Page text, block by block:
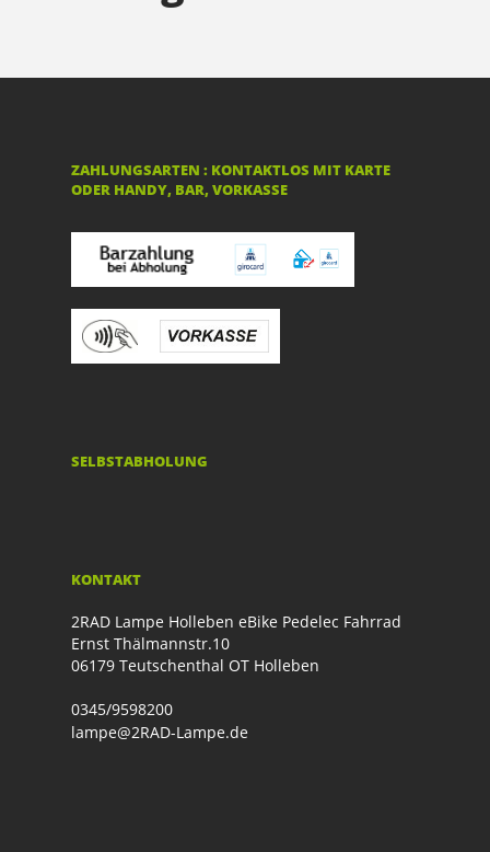
ZAHLUNGSARTEN : KONTAKTLOS MIT KARTE
ODER HANDY, BAR, VORKASSE
SELBSTABHOLUNG
KONTAKT
2RAD Lampe Holleben eBike Pedelec Fahrrad
Ernst Thälmannstr.10
06179 Teutschenthal OT Holleben
0345/9598200
lampe@2RAD-Lampe.de